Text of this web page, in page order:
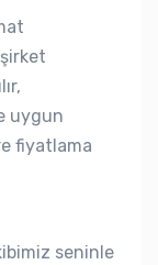
uygun
fiyatlama
seninle